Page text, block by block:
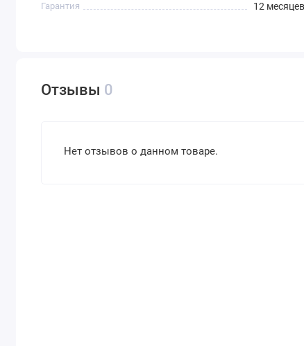
Гарантия 12 месяцев
Отзывы 0
Нет отзывов о данном товаре.